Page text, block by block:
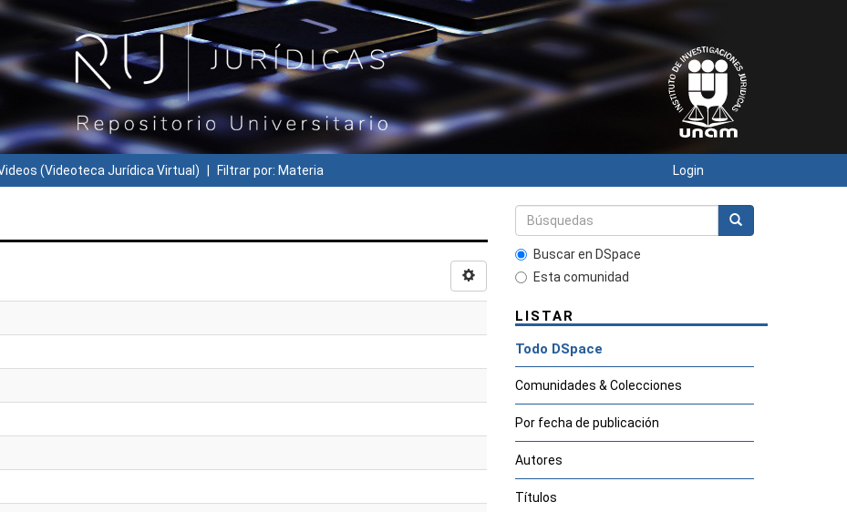
(Videoteca Jurídica Virtual) Filtrar por: Materia Login
Buscar en DSpace
Esta comunidad
LISTAR
Todo DSpace
Comunidades & Colecciones
Por fecha de publicación
Autores
Títulos